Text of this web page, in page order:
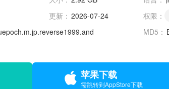
更新： 2026-07-24 权限：
MD5：
苹果下载
需跳转到AppStore下载